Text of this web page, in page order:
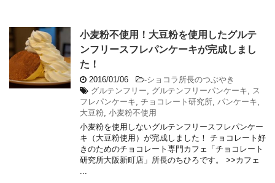
小麦粉不使用！大豆粉を使用したグルテ
ンフリースフレパンケーキが完成しまし
た！
2016/01/06 -ショコラ所長のつぶやき
グルテンフリー
グルテンフリーパンケーキ
ス
フレパンケーキ チョコレート研究所 パンケーキ
大豆粉 小麦粉不使用
小麦粉を使用しないグルテンフリースフレパンケー
キ（大豆粉使用）が完成しました！ チョコレート好
きのためのチョコレート専門カフェ「チョコレート
研究所大阪新町店」所長のちひろです。 >>カフェ